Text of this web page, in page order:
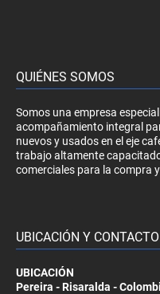
QUIÉNES SOMOS
Somos una empresa
acompañamiento integral
nuevos y usados en el eje
trabajo altamente
comerciales para la compra
UBICACIÓN Y CONTACTO
UBICACIÓN
Pereira - Risaralda -